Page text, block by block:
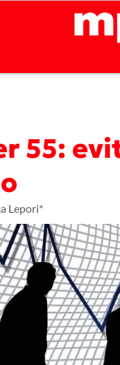
55:
Lepori*